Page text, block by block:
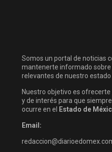
Somos un portal de noticias
mantenerte informado sobre
relevantes de nuestro estado
Nuestro objetivo es
y de interés para que
ocurre en el
Estado de
Email: